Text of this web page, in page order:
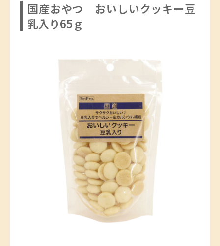
国産おやつ おいしいクッキー豆
乳入り65ｇ